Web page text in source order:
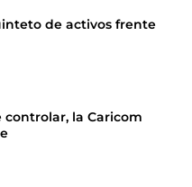
de activos frente
la Caricom